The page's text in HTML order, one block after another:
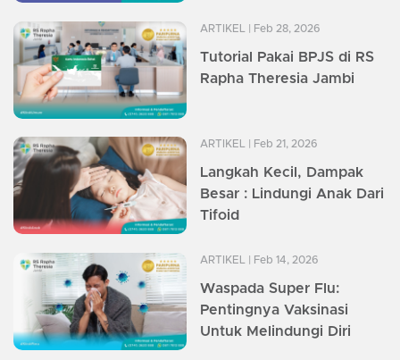
ARTIKEL | Feb 28, 2026
Tutorial Pakai BPJS di RS
Rapha Theresia Jambi
ARTIKEL | Feb 21, 2026
Langkah Kecil, Dampak
Besar : Lindungi Anak Dari
Tifoid
ARTIKEL | Feb 14, 2026
Waspada Super Flu:
Pentingnya Vaksinasi
Untuk Melindungi Diri